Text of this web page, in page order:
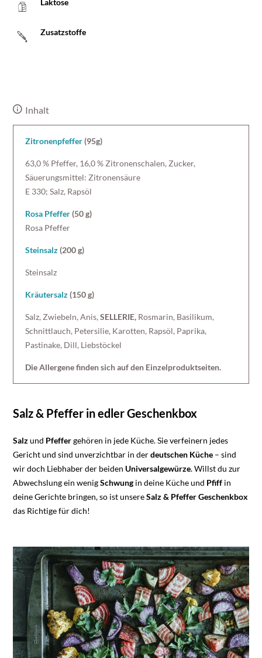
Salz & Pfeffer in edler Geschenkbox
Salzund Pfeffergehören in jede Küche. Sie verfeinern jedes
Gericht und sind unverzichtbar in derdeutschen Küche – sind
wir doch Liebhaber der beidenUniversalgewürze. Willst du zur
Abwechslung ein wenigSchwung in deine Küche und Pfiff in
deine Gerichte bringen, so ist unsereSalz & Pfeffer Geschenkbox
das Richtige für dich!
Laktose
Zusatzstoffe
Inhalt
Zitronenpfeffer(95g)
63,0 % Pfeffer, 16,0 % Zitronenschalen, Zucker,
Säuerungsmittel: Zitronensäure
E 330; Salz, Rapsöl
Rosa Pfeffer(50 g)
Rosa Pfeffer
Steinsalz(200 g)
Steinsalz
Kräutersalz(150 g)
Salz, Zwiebeln, Anis,SELLERIE, Rosmarin, Basilikum,
Schnittlauch, Petersilie, Karotten, Rapsöl, Paprika,
Pastinake, Dill, Liebstöckel
Die Allergene finden sich auf den Einzelproduktseiten.